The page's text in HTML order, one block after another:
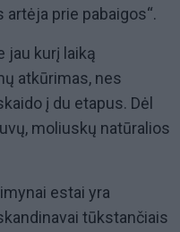
prie pabaigos“.
jau kurį laiką
atkūrimas, nes
į du etapus. Dėl
moliuskų natūralios
estai yra
tūkstančiais